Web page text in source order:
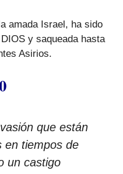
amada Israel, ha sido
y saqueada hasta
Asirios.
que están
en tiempos de
un castigo